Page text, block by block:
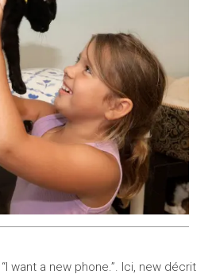
want a new phone.”. Ici, new décrit